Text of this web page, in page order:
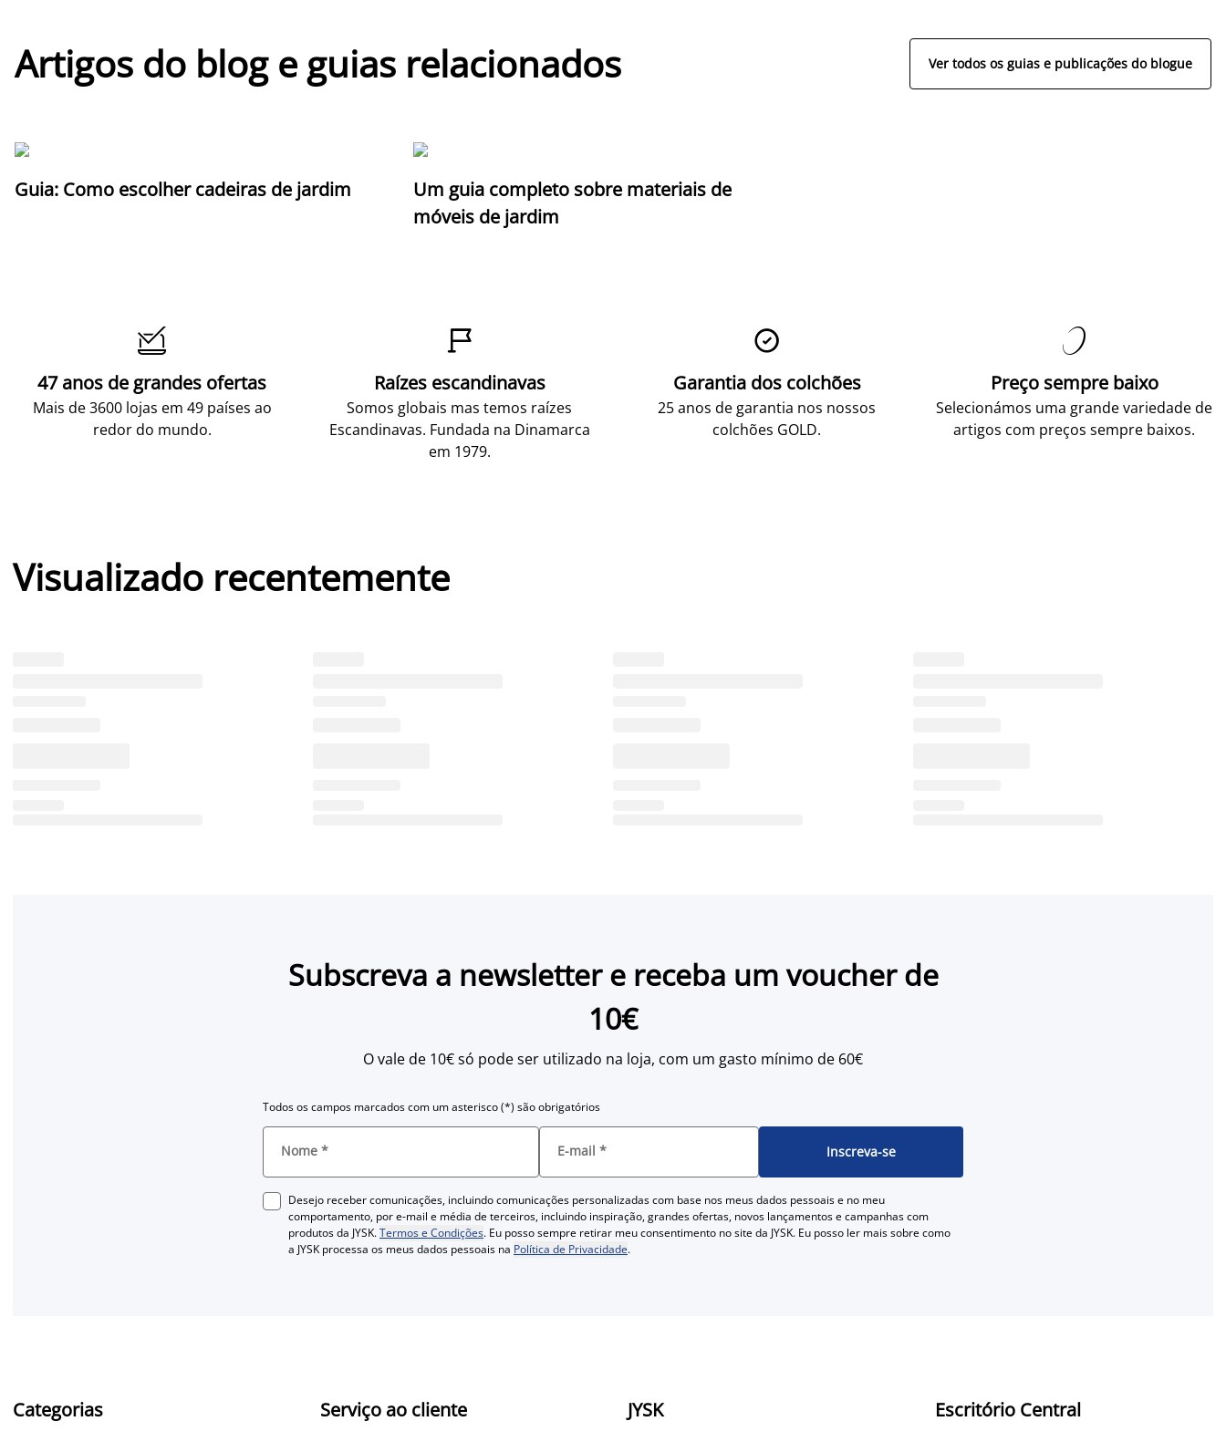
Artigos do blog e guias relacionados Ver todos os guias e publicações do blogue
Guia: Como escolher cadeiras de jardim
Um guia completo sobre materiais de
móveis de jardim

47 anos de grandes ofertas
Mais de 3600 lojas em 49 países ao
redor do mundo.

Raízes escandinavas
Somos globais mas temos raízes
Escandinavas. Fundada na Dinamarca
em 1979.

Garantia dos colchões
25 anos de garantia nos nossos
colchões GOLD.

Preço sempre baixo
Selecionámos uma grande variedade de
artigos com preços sempre baixos.
Visualizado recentemente
Subscreva a newsletter e receba um voucher de
10€
O vale de 10€ só pode ser utilizado na loja, com um gasto mínimo de 60€
Todos os campos marcados com um asterisco (*) são obrigatórios
Nome * E-mail * Inscreva-se
Desejo receber comunicações, incluindo comunicações personalizadas com base nos meus dados pessoais e no meu
comportamento, por e-mail e média de terceiros, incluindo inspiração, grandes ofertas, novos lançamentos e campanhas com
produtos da JYSK.Termos e Condições. Eu posso sempre retirar meu consentimento no site da JYSK. Eu posso ler mais sobre como
a JYSK processa os meus dados pessoais na Política de Privacidade.
Categorias Serviço ao cliente JYSK Escritório Central